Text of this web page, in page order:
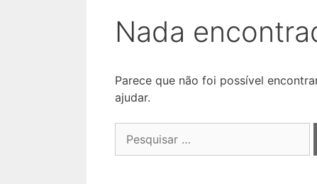
Nada
Parece que não foi possível
ajudar.
por: